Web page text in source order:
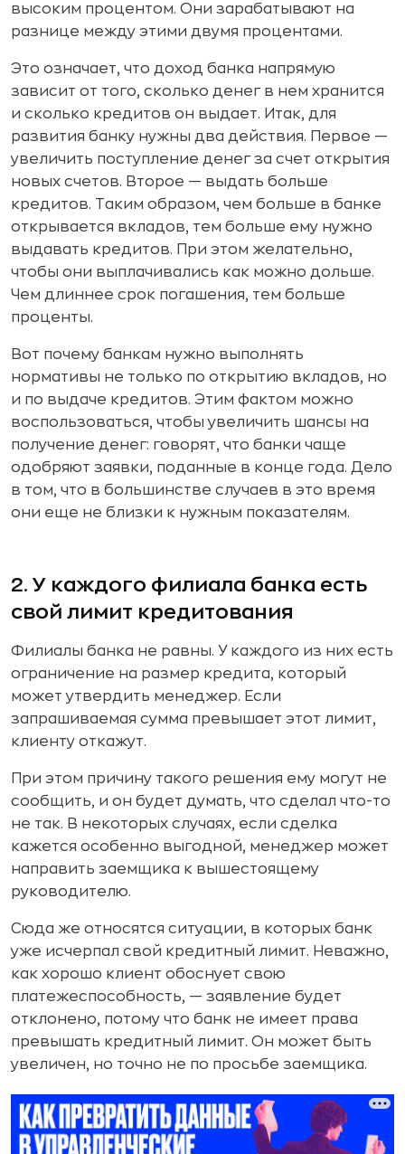
высоким процентом. Они зарабатывают на
разнице между этими двумя процентами.
Это означает, что доход банка напрямую
зависит от того, сколько денег в нем хранится
и сколько кредитов он выдает. Итак, для
развития банку нужны два действия. Первое —
увеличить поступление денег за счет открытия
новых счетов. Второе — выдать больше
кредитов. Таким образом, чем больше в банке
открывается вкладов, тем больше ему нужно
выдавать кредитов. При этом желательно,
чтобы они выплачивались как можно дольше.
Чем длиннее срок погашения, тем больше
проценты.
Вот почему банкам нужно выполнять
нормативы не только по открытию вкладов, но
и по выдаче кредитов. Этим фактом можно
воспользоваться, чтобы увеличить шансы на
получение денег: говорят, что банки чаще
одобряют заявки, поданные в конце года. Дело
в том, что в большинстве случаев в это время
они еще не близки к нужным показателям.
2. У каждого филиала банка есть
свой лимит кредитования
Филиалы банка не равны. У каждого из них есть
ограничение на размер кредита, который
может утвердить менеджер. Если
запрашиваемая сумма превышает этот лимит,
клиенту откажут.
При этом причину такого решения ему могут не
сообщить, и он будет думать, что сделал что-то
не так. В некоторых случаях, если сделка
кажется особенно выгодной, менеджер может
направить заемщика к вышестоящему
руководителю.
Сюда же относятся ситуации, в которых банк
уже исчерпал свой кредитный лимит. Неважно,
как хорошо клиент обоснует свою
платежеспособность, — заявление будет
отклонено, потому что банк не имеет права
превышать кредитный лимит. Он может быть
увеличен, но точно не по просьбе заемщика.